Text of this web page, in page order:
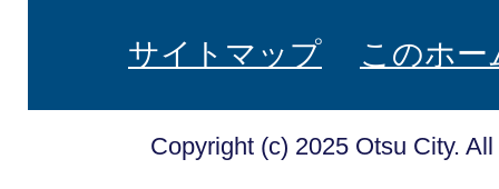
サイトマップ このホ
Copyright (c) 2025 Otsu City.